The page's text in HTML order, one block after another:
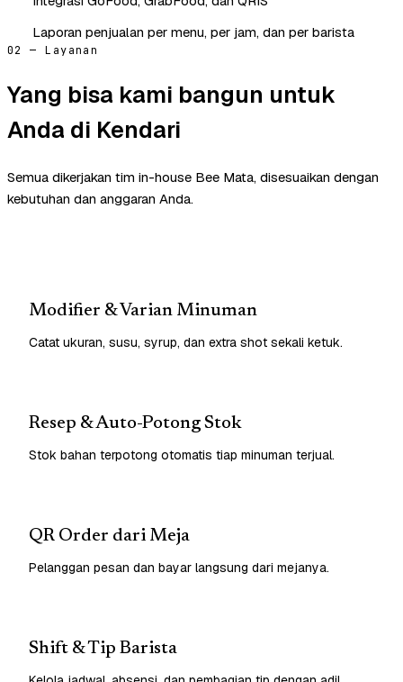
Laporan penjualan per menu, per jam, dan per barista
02 — Layanan
Yang bisa kami bangun untuk
Anda di Kendari
Semua dikerjakan tim in-house Bee Mata, disesuaikan dengan
kebutuhan dan anggaran Anda.
Modifier & Varian Minuman
Catat ukuran, susu, syrup, dan extra shot sekali ketuk.
Resep & Auto-Potong Stok
Stok bahan terpotong otomatis tiap minuman terjual.
QR Order dari Meja
Pelanggan pesan dan bayar langsung dari mejanya.
Shift & Tip Barista